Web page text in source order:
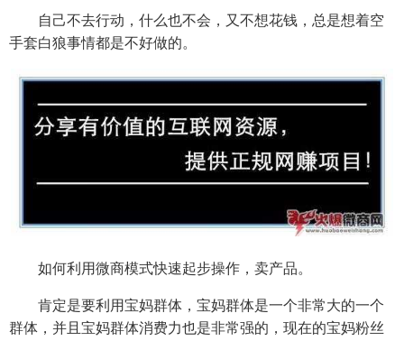
自己不去行动，什么也不会，又不想花钱，总是想着空
手套白狼事情都是不好做的。
如何利用微商模式快速起步操作，卖产品。
肯定是要利用宝妈群体，宝妈群体是一个非常大的一个
群体，并且宝妈群体消费力也是非常强的，现在的宝妈粉丝